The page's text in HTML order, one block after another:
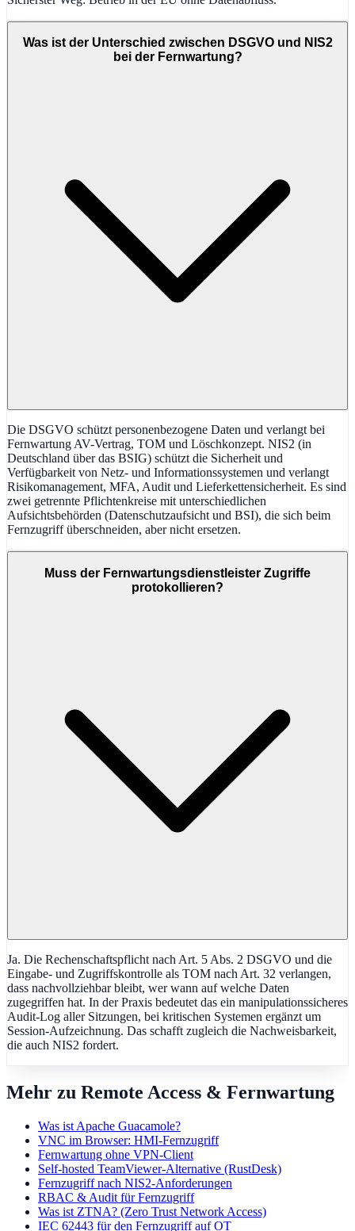
Was ist der Unterschied zwischen DSGVO und NIS2
bei der Fernwartung?
Die DSGVO schützt personenbezogene Daten und verlangt bei
Fernwartung AV-Vertrag, TOM und Löschkonzept. NIS2 (in
Deutschland über das BSIG) schützt die Sicherheit und
Verfügbarkeit von Netz- und Informationssystemen und verlangt
Risikomanagement, MFA, Audit und Lieferkettensicherheit. Es sind
zwei getrennte Pflichtenkreise mit unterschiedlichen
Aufsichtsbehörden (Datenschutzaufsicht und BSI), die sich beim
Fernzugriff überschneiden, aber nicht ersetzen.
Muss der Fernwartungsdienstleister Zugriffe
protokollieren?
Ja. Die Rechenschaftspflicht nach Art. 5 Abs. 2 DSGVO und die
Eingabe- und Zugriffskontrolle als TOM nach Art. 32 verlangen,
dass nachvollziehbar bleibt, wer wann auf welche Daten
zugegriffen hat. In der Praxis bedeutet das ein manipulationssicheres
Audit-Log aller Sitzungen, bei kritischen Systemen ergänzt um
Session-Aufzeichnung. Das schafft zugleich die Nachweisbarkeit,
die auch NIS2 fordert.
Mehr zu Remote Access & Fernwartung
Was ist Apache Guacamole?
VNC im Browser: HMI-Fernzugriff
Fernwartung ohne VPN-Client
Self-hosted TeamViewer-Alternative (RustDesk)
Fernzugriff nach NIS2-Anforderungen
RBAC & Audit für Fernzugriff
Was ist ZTNA? (Zero Trust Network Access)
IEC 62443 für den Fernzugriff auf OT